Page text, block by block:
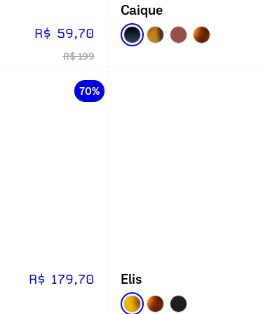
R$ 59,70
R$ 199
Caique
70%
R$ 179,70 Elis